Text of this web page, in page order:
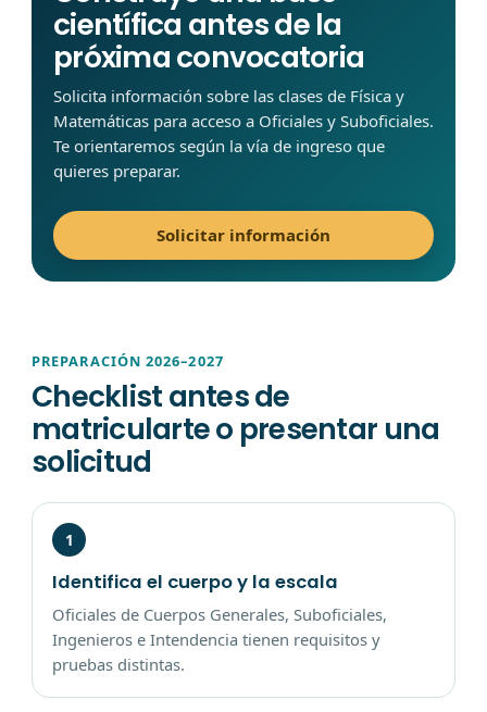
científica antes de la
próxima convocatoria
Solicita información sobre las clases de Física y
Matemáticas para acceso a Oficiales y Suboficiales.
Te orientaremos según la vía de ingreso que
quieres preparar.
Solicitar información
PREPARACIÓN 2026–2027
Checklist antes de
matricularte o presentar una
solicitud
1
Identifica el cuerpo y la escala
Oficiales de Cuerpos Generales, Suboficiales,
Ingenieros e Intendencia tienen requisitos y
pruebas distintas.